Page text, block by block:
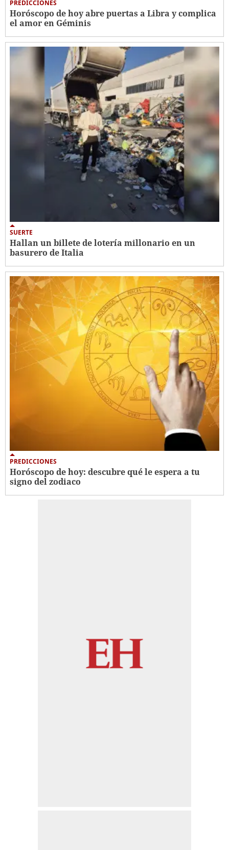
PREDICCIONES
Horóscopo de hoy abre puertas a Libra y complica
el amor en Géminis
SUERTE
Hallan un billete de lotería millonario en un
basurero de Italia
PREDICCIONES
Horóscopo de hoy: descubre qué le espera a tu
signo del zodiaco